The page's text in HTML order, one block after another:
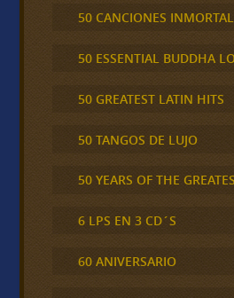
50 CANCIONES
50 ESSENTIAL BUDDHA
50 GREATEST LATIN HITS
50 TANGOS DE LUJO
50 YEARS OF THE
6 LPS EN 3 CD´S
60 ANIVERSARIO